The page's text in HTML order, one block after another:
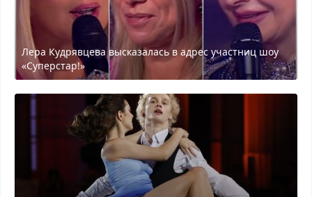
Лера Кудрявцева высказалась в адрес участниц шоу
«Суперстар!»